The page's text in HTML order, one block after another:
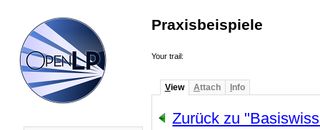
Praxisbeispiele
Your trail:
View Attach Info
Zurück zu